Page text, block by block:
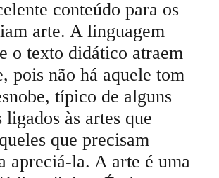
conteúdo para os
arte. A linguagem
o texto didático atraem
pois não há aquele tom
típico de alguns
ligados às artes que
que precisam
apreciá-la. A arte é uma